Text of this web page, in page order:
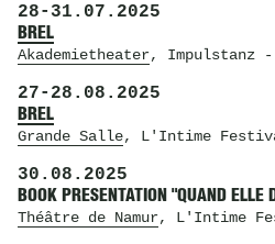
28- 31.07.2025
BREL
Akademietheater, Impulstanz-
27- 28.08.2025
BREL
Grande Salle, L'Intime
30.08.2025
BOOK PRESENTATION "QUAND ELLE
Théâtre de Namur, L'Intime